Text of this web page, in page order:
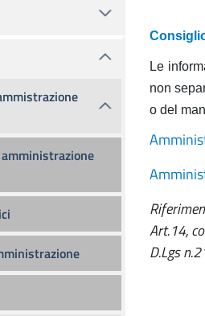
Le
non
o del
Art.14,
D.Lgs